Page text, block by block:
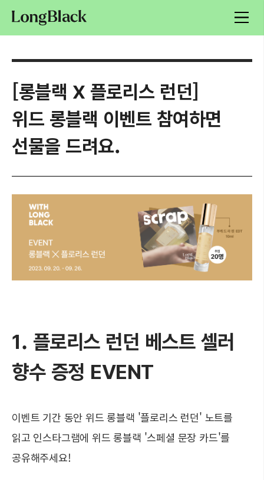
[롱블랙 X 플로리스 런던]
위드 롱블랙 이벤트 참여하면
선물을 드려요.
1. 플로리스 런던 베스트 셀러
향수 증정 EVENT
이벤트 기간 동안 위드 롱블랙 '플로리스 런던' 노트를
읽고 인스타그램에 위드 롱블랙 '스페셜 문장 카드'를
공유해주세요!